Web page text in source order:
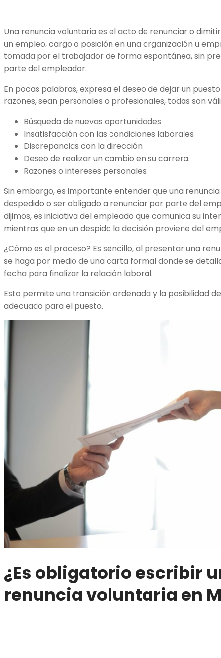
Una renuncia voluntaria es el acto de renunciar o
un empleo, cargo o posición en una organización u
tomada por el trabajador de forma espontánea, sin
parte del empleador.
En pocas palabras, expresa el deseo de dejar un
razones, sean personales o profesionales, todas son
Búsqueda de nuevas oportunidades
Insatisfacción con las condiciones laborales
Discrepancias con la dirección
Deseo de realizar un cambio en su carrera.
Razones o intereses personales.
Sin embargo, es importante entender que una
despedido o ser obligado a renunciar por parte del
dijimos, es iniciativa del empleado que comunica su
mientras que en un despido la decisión proviene del
¿Cómo es el proceso? Es sencillo, al presentar una
se haga por medio de una carta formal donde se
fecha para finalizar la relación laboral.
Esto permite una transición ordenada y la posibilidad
adecuado para el puesto.
¿Es obligatorio escribir
renuncia voluntaria en